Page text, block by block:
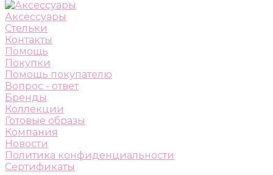
Аксессуары
Стельки
Контакты
Помощь
Покупки
Помощь покупателю
Вопрос - ответ
Бренды
Коллекции
Готовые образы
Компания
Новости
Политика конфиденциальности
Сертификаты